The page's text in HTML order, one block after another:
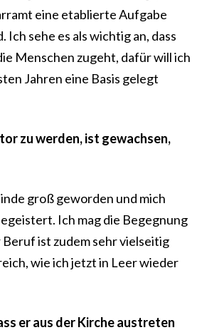
eine etablierte Aufgabe
Ich sehe es als wichtig an, dass
Menschen zugeht, dafür will ich
Jahren eine Basis gelegt
zu werden, ist gewachsen,
groß geworden und mich
Ich mag die Begegnung
ist zudem sehr vielseitig
wie ich jetzt in Leer wieder
er aus der Kirche austreten